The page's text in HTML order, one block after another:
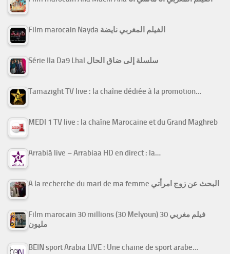
Film marocain Nayda الفيلم المغربي نايضة
Série Ila Da9 Lhal سلسلة إلى ضاق الحال
Tamazight TV live : la chaîne dédiée à la promotion…
MEDI 1 TV live : la chaîne Marocaine et du Grand Maghreb
Arrabiâ live – Arrabiaa HD en direct : la…
A la recherche du mari de ma femme البحث عن زوج امرأتي
Film marocain 30 millions (30 Melyoun) فيلم مغربي 30
مليون
BEIN sport Arabia LIVE : Une chaine de sport arabe…